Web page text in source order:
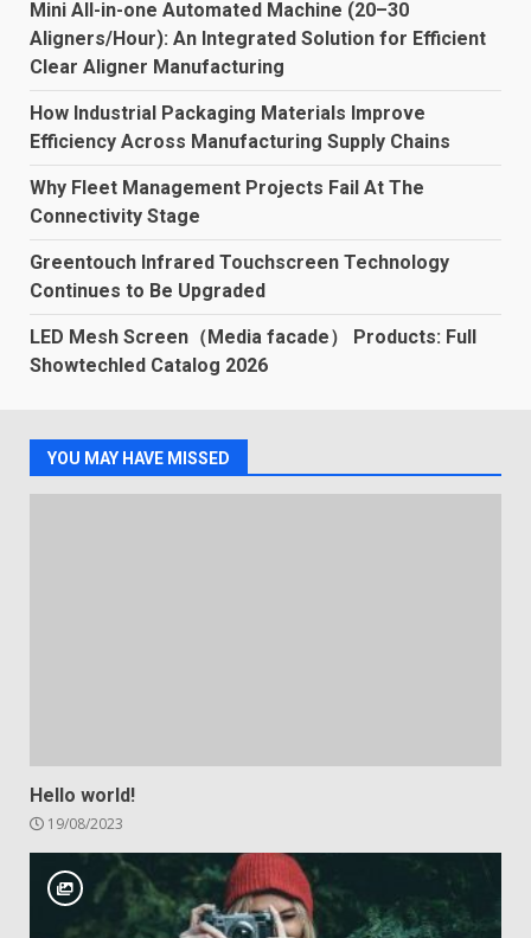
Mini All-in-one Automated Machine (20–30
Aligners/Hour): An Integrated Solution for Efficient
Clear Aligner Manufacturing
How Industrial Packaging Materials Improve
Efficiency Across Manufacturing Supply Chains
Why Fleet Management Projects Fail At The
Connectivity Stage
Greentouch Infrared Touchscreen Technology
Continues to Be Upgraded
LED Mesh Screen（Media facade） Products: Full
Showtechled Catalog 2026
YOU MAY HAVE MISSED
Hello world!
19/08/2023